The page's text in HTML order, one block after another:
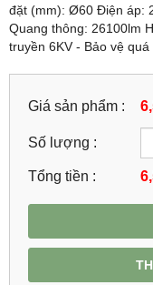
đặt (mm): Ø60 Điện áp:
Quang thông: 26100lm
truyền 6KV - Bảo vệ quá
Giá sản phẩm :
Số lượng :
Tổng tiền :